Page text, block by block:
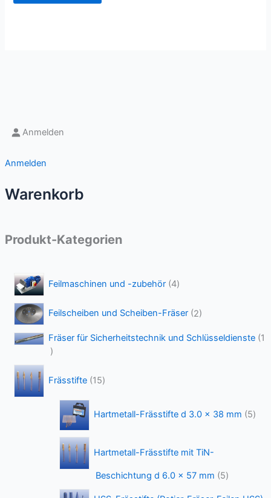
Anmelden
Anmelden
Warenkorb
Produkt-Kategorien
Feilmaschinen und -zubehör 44
P
o
u
Feilscheiben und Scheiben-Fräser 22
P
e
Fräser für Sicherheitstechnik und Schlüsseldienste 1
1
r
Frässtifte 155
o
k
t
Hartmetall-Frässtifte d 3.0 x 38 mm 5P
t
Hartmetall-Frässtifte mit TiN-
Beschichtung d 6.0 x 57 mm 55